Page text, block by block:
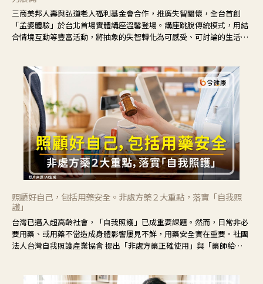
三商美邦人壽與弘道老人福利基金會合作，推廣失智關懷，全台首創
「孟婆體驗」於台北首場實體講座溫馨登場。講座跳脫傳統模式，用結
合情境互動等豐富活動，將抽象的失智轉化為可感受、可討論的生活情
照顧好自己，包括用藥安全。非處方藥２大重點，落實「自我照
護」
台灣已邁入超高齡社會，「自我照護」已成重要課題。然而，日常非必
要用藥、或用藥不當造成身體影響屢見不鮮，用藥安全實在重要。社團
法人台灣自我照護產業協會 提出「非處方藥正確使用」與「藥師給